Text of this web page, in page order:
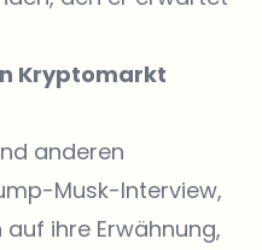
Kryptomarkt
anderen
Musk-Interview,
ihre Erwähnung,